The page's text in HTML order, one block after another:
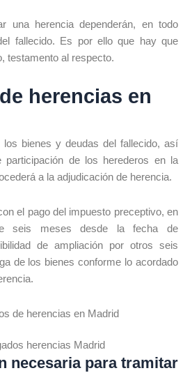
una herencia dependerán, en todo
fallecido. Es por ello que hay que
testamento al respecto.
herencias en
los bienes y deudas del fallecido, así
participación de los herederos en la
a la adjudicación de herencia.
el pago del impuesto preceptivo, en
seis meses desde la fecha de
de ampliación por otros seis
de los bienes conforme lo acordado
necesaria para tramitar